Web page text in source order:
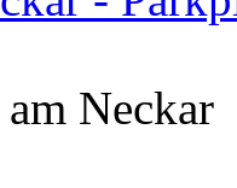
Neckar